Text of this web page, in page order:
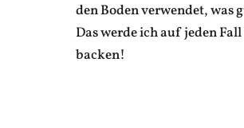
den Boden verwendet, was
Das werde ich auf jeden
backen!